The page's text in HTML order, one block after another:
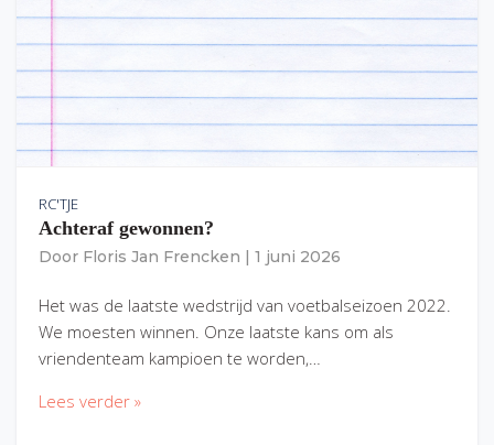
RC'TJE
Achteraf gewonnen?
Door Floris Jan Frencken 1 juni 2026
Het was de laatste wedstrijd van voetbalseizoen 2022.
We moesten winnen. Onze laatste kans om als
vriendenteam kampioen te worden,…
Lees verder »